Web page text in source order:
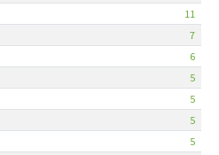
11
7
6
5
5
5
5